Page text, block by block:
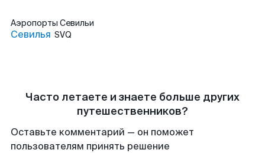
Аэропорты Севильи
Севилья SVQ
Часто летаете и знаете больше других
путешественников?
Оставьте комментарий — он поможет
пользователям принять решение